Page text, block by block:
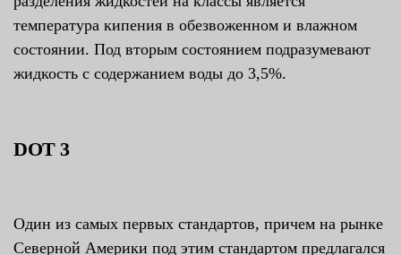
температура кипения в обезвоженном и влажном
состоянии. Под вторым состоянием подразумевают
жидкость с содержанием воды до 3,5%.
DOT 3
Один из самых первых стандартов, причем на рынке
Северной Америки под этим стандартом предлагался